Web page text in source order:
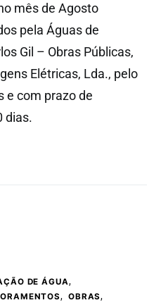
DE ÁGUA,
, OBRAS,
mês de Agosto
pela Águas de
Gil – Obras Públicas,
Elétricas, Lda., pelo
e com prazo de
dias.